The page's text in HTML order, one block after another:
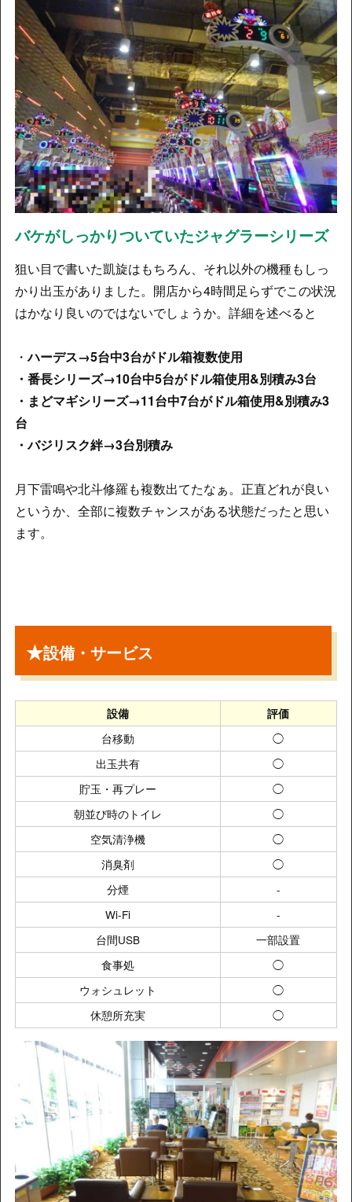
バケがしっかりついていたジャグラーシリーズ
狙い目で書いた凱旋はもちろん、それ以外の機種もしっ
かり出玉がありました。開店から4時間足らずでこの状況
はかなり良いのではないでしょうか。詳細を述べると
・ハーデス→5台中3台がドル箱複数使用
・ 番長シリーズ→10台中5台がドル箱使用&別積み3台
・ まどマギシリーズ→11台中7台がドル箱使用&別積み3
台
・バジリスク絆→3台別積み
月下雷鳴や北斗修羅も複数出てたなぁ。正直どれが良い
というか、全部に複数チャンスがある状態だったと思い
ます。
★設備・サービス
設備 評価
台移動
◯
出玉共有
◯
貯玉・再プレー
◯
朝並び時のトイレ
◯
空気清浄機
◯
消臭剤
◯
分煙
-
Wi-Fi
-
台間USB
一部設置
食事処
◯
ウォシュレット
◯
休憩所充実
◯